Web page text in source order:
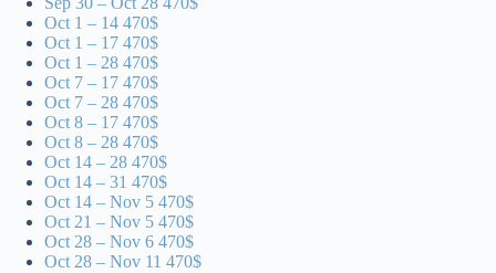
Oct 1 – 14 470$
Oct 1 – 17 470$
Oct 1 – 28 470$
Oct 7 – 17 470$
Oct 7 – 28 470$
Oct 8 – 17 470$
Oct 8 – 28 470$
Oct 14 – 28 470$
Oct 14 – 31 470$
Oct 14 – Nov 5 470$
Oct 21 – Nov 5 470$
Oct 28 – Nov 6 470$
Oct 28 – Nov 11 470$